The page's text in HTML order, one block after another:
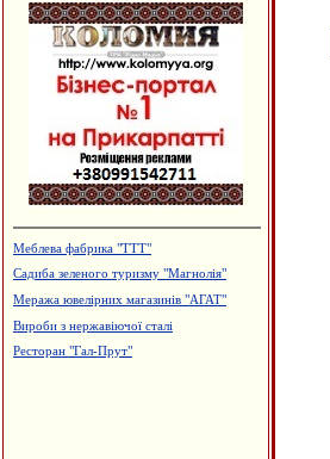
Меблева фабрика "ТТТ"
Садиба зеленого туризму "Магнолія"
Меража ювелірних магазинів "АГАТ"
Вироби з нержавіючої сталі
Ресторан "Гал-Прут"